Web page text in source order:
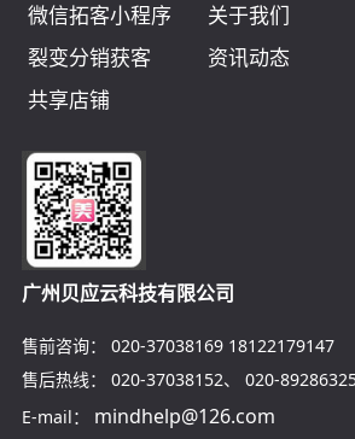
微信拓客小程序
关于我们
裂变分销获客
资讯动态
共享店铺
广州贝应云科技有限公司
售前咨询： 020-37038169 18122179147
售后热线：
020-37038152、 020-
E-mail：
mindhelp@126.com